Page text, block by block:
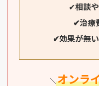
✔相談
✔治療
✔効果が無
＼ オンラ